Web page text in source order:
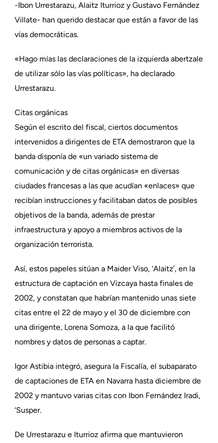
-Ibon Urrestarazu, Alaitz Iturrioz y Gustavo Fernández
Villate- han querido destacar que están a favor de las
vías democráticas.
«Hago mías las declaraciones de la izquierda abertzale
de utilizar sólo las vías políticas», ha declarado
Urrestarazu.
Citas orgánicas
Según el escrito del fiscal, ciertos documentos
intervenidos a dirigentes de ETA demostraron que la
banda disponía de «un variado sistema de
comunicación y de citas orgánicas» en diversas
ciudades francesas a las que acudían «enlaces» que
recibían instrucciones y facilitaban datos de posibles
objetivos de la banda, además de prestar
infraestructura y apoyo a miembros activos de la
organización terrorista.
Así, estos papeles sitúan a Maider Viso, ‘Alaitz’, en la
estructura de captación en Vizcaya hasta finales de
2002, y constatan que habrían mantenido unas siete
citas entre el 22 de mayo y el 30 de diciembre con
una dirigente, Lorena Somoza, a la que facilitó
nombres y datos de personas a captar.
Igor Astibia integró, asegura la Fiscalía, el subaparato
de captaciones de ETA en Navarra hasta diciembre de
2002 y mantuvo varias citas con Ibon Fernández Iradi,
‘Susper.
De Urrestarazu e Iturrioz afirma que mantuvieron